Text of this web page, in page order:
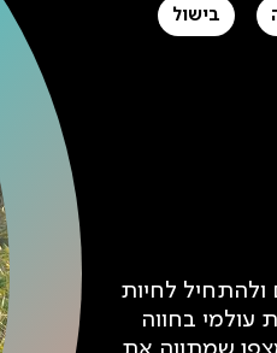
בישול
לחיות
עולמי בחווה